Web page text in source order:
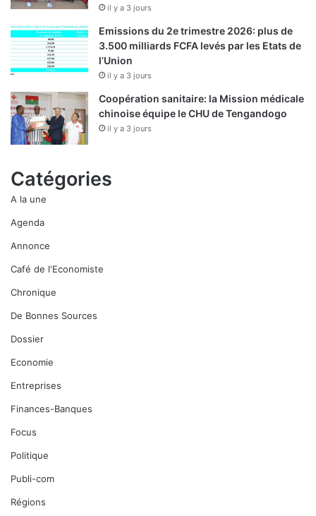
il y a 3 jours
Emissions du 2e trimestre 2026: plus de
3.500 milliards FCFA levés par les Etats de
l’Union
il y a 3 jours
Coopération sanitaire: la Mission médicale
chinoise équipe le CHU de Tengandogo
il y a 3 jours
Catégories
A la une
Agenda
Annonce
Café de l'Economiste
Chronique
De Bonnes Sources
Dossier
Economie
Entreprises
Finances-Banques
Focus
Politique
Publi-com
Régions